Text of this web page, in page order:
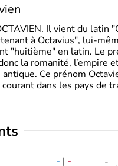
Il vient du latin
à Octavius", lui-
"huitième" en latin. Le
la romanité, l’empire
Ce prénom
dans les pays de
- | - -